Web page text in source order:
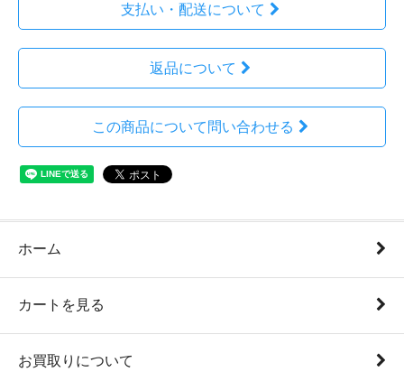
支払い・配送について
返品について
この商品について問い合わせる
ホーム
カートを見る
お買取りについて